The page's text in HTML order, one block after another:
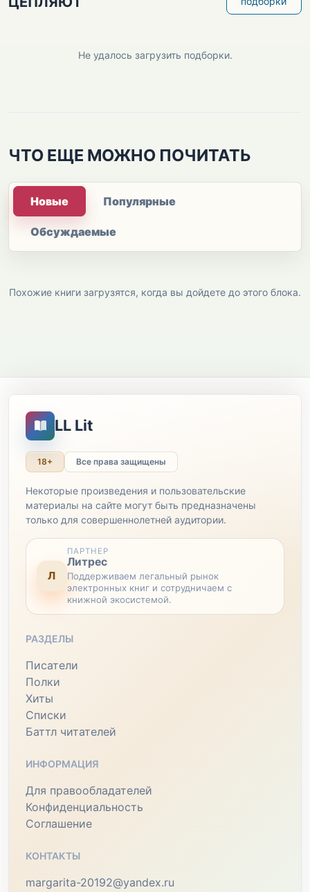
Не удалось загрузить подборки.
ЧТО ЕЩЕ МОЖНО ПОЧИТАТЬ
Новые Популярные
Обсуждаемые
Похожие книги загрузятся, когда вы дойдете до этого блока.
LL Lit
18+ Все права защищены
Некоторые произведения и пользовательские
материалы на сайте могут быть предназначены
только для совершеннолетней аудитории.
Л
ПАРТНЕР
Литрес
Поддерживаем легальный рынок
электронных книг и сотрудничаем с
книжной экосистемой.
РАЗДЕЛЫ
Писатели
Полки
Хиты
Списки
Баттл читателей
ИНФОРМАЦИЯ
Для правообладателей
Конфиденциальность
Соглашение
КОНТАКТЫ
margarita-20192@yandex.ru